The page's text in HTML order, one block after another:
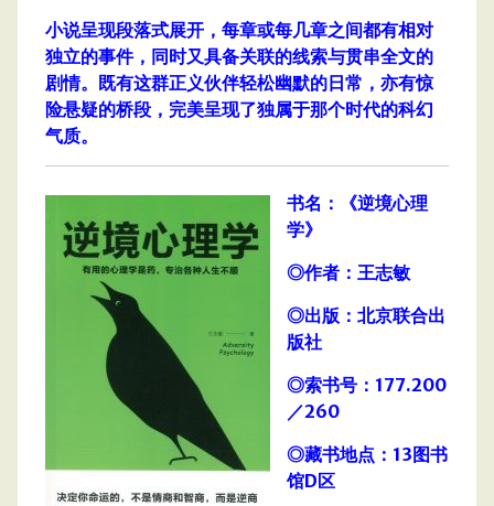
小说呈现段落式展开，每章或每几章之间都有相对
独立的事件，同时又具备关联的线索与贯串全文的
剧情。既有这群正义伙伴轻松幽默的日常，亦有惊
险悬疑的桥段，完美呈现了独属于那个时代的科幻
气质。
书名：《逆境心理
学》
◎作者：王志敏
◎出版：北京联合出
版社
◎索书号：177.200
／260
◎藏书地点：13图书
馆D区